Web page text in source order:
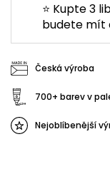
⭐ Kupte 3
budete mít
Česká výroba
700+ barev v
Nejoblíbenější